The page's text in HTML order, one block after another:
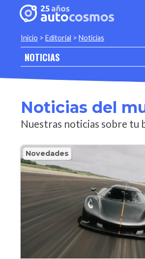
Inicio > Editorial > Noticias
NOTICIAS
Noticias del
Nuestras noticias sobre tu
Novedades